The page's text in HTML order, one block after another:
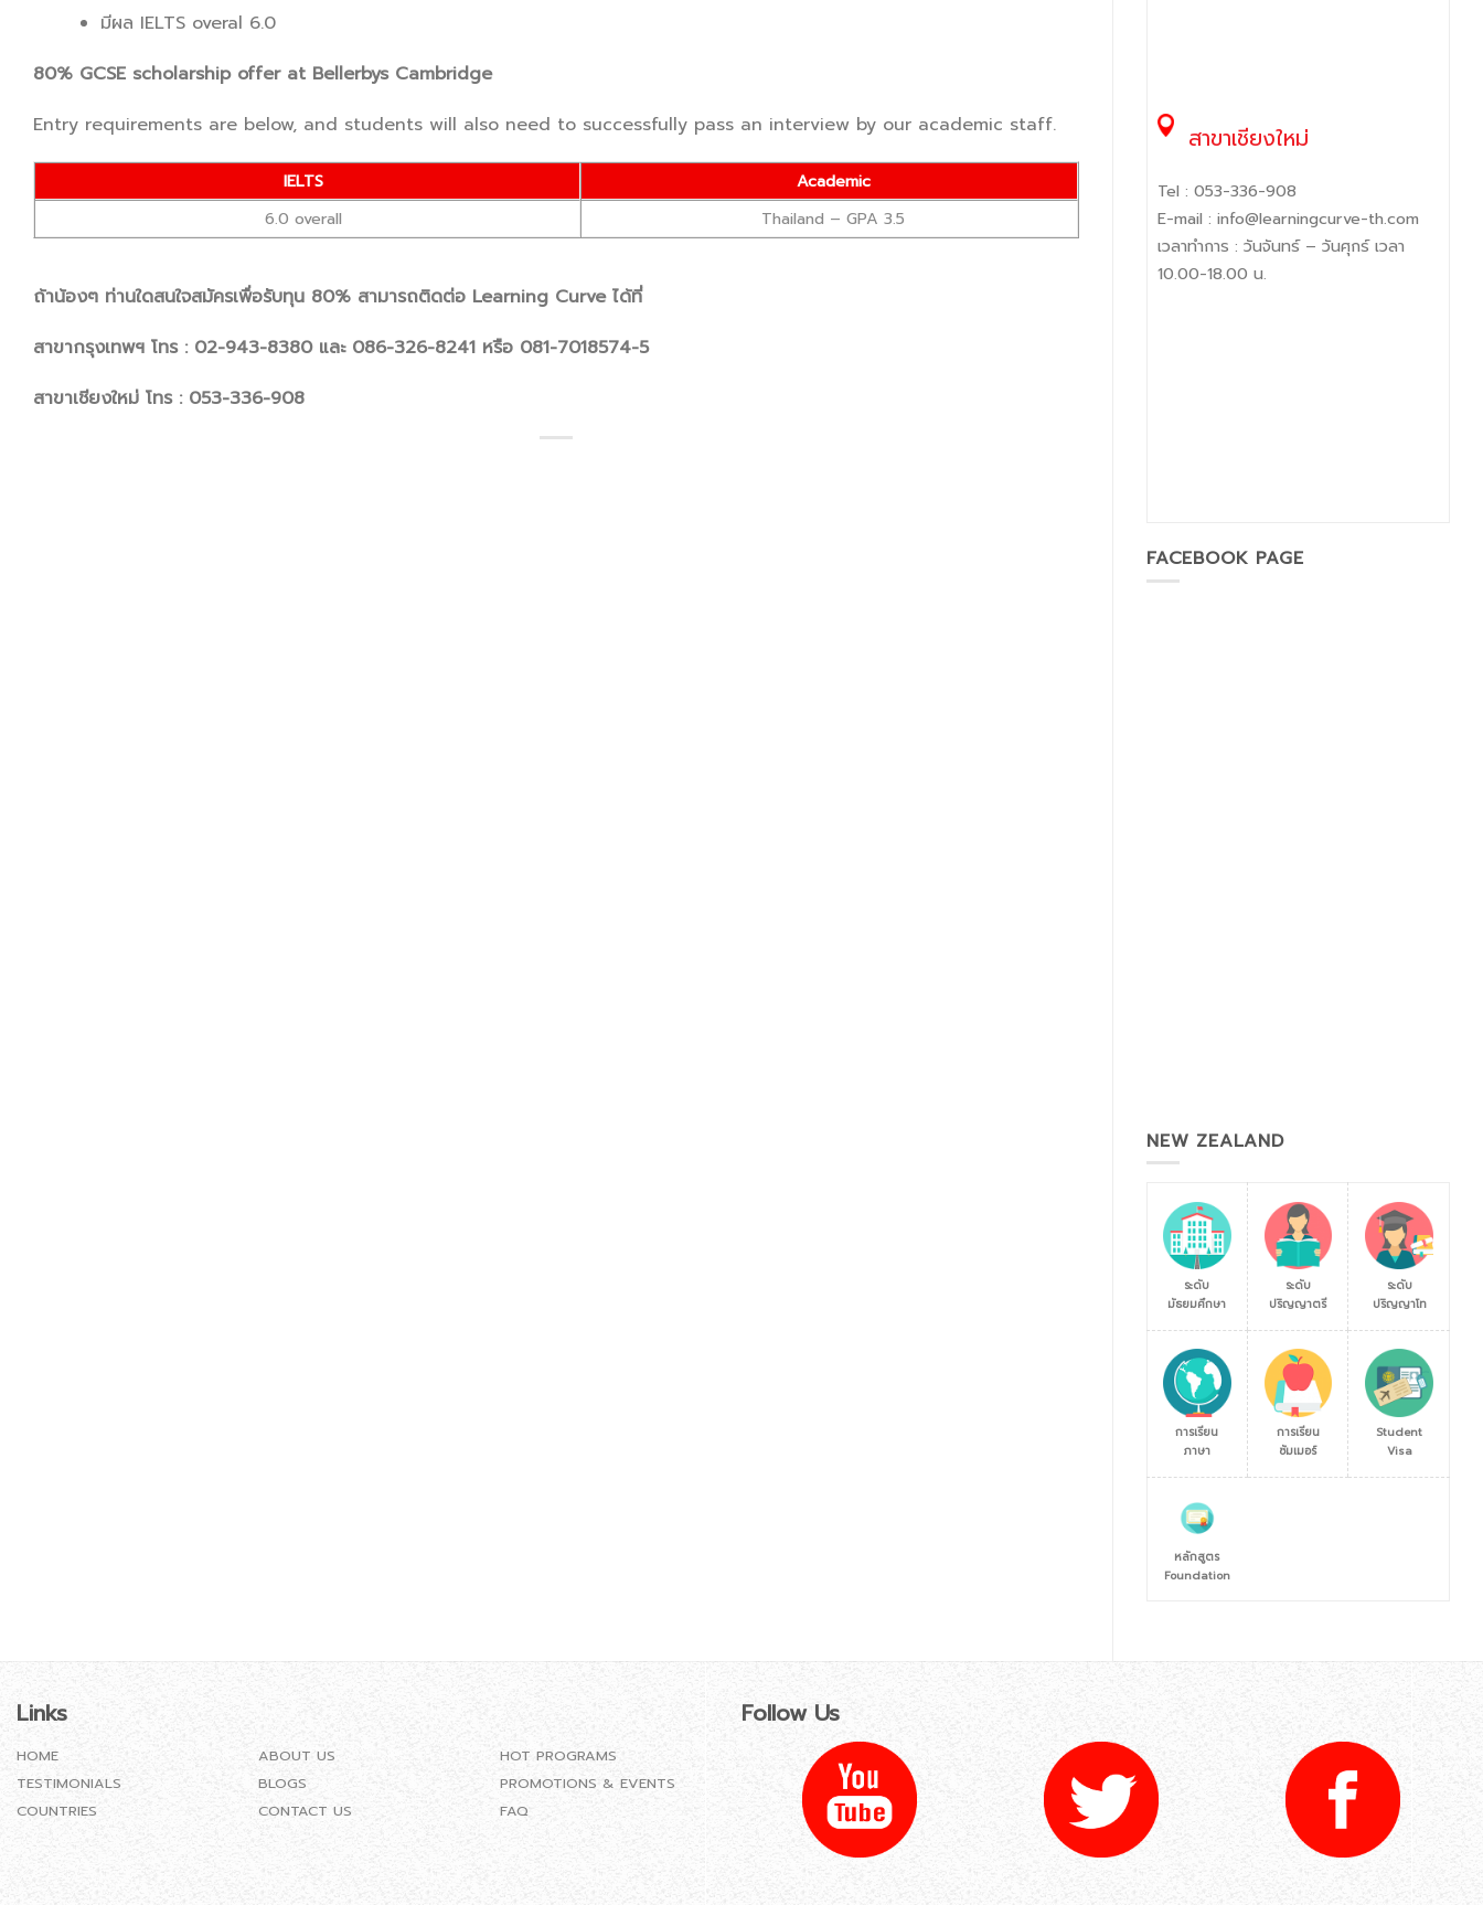
มีผล IELTS overal 6.0
80% GCSE scholarship offer at Bellerbys Cambridge
Entry requirements are below, and students will also need to successfully pass an interview by our academic staff.
IELTS
Academic
6.0 overall
Thailand – GPA 3.5
ถ้าน้องๆ ท่านใดสนใจสมัครเพื่อรับทุน 80% สามารถติดต่อ Learning Curve ได้ที่
สาขากรุงเทพฯ โทร : 02-943-8380 และ 086-326-8241 หรือ 081-7018574-5
สาขาเชียงใหม่ โทร : 053-336-908
สาขาเชียงใหม่
Tel : 053-336-908
E-mail : info@learningcurve-th.com
เวลาทำการ : วันจันทร์ – วันศุกร์ เวลา
10.00-18.00 น.
FACEBOOK PAGE
NEW ZEALAND
ระดับ
มัธยมศึกษา
ระดับ
ปริญญาตรี
ระดับ
ปริญญาโท
การเรียน
ภาษา
การเรียน
ซัมเมอร์
Student
Visa
หลักสูตร
Foundation
Links Follow Us
HOME
TESTIMONIALS
COUNTRIES
ABOUT US
BLOGS
CONTACT US
HOT PROGRAMS
PROMOTIONS & EVENTS
FAQ